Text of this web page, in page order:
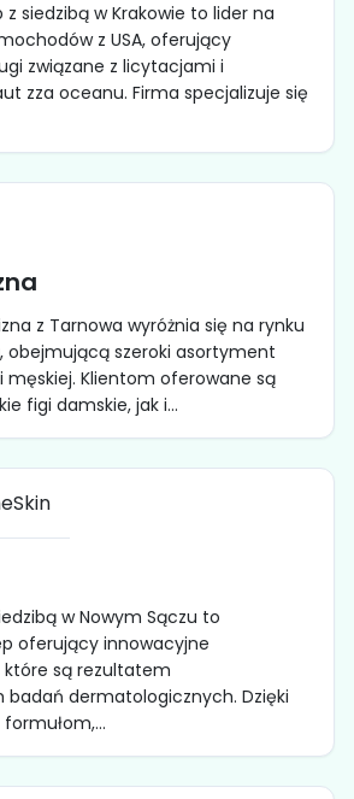
z siedzibą w Krakowie to lider na
z USA, oferujący
związane z licytacjami i
zza oceanu. Firma specjalizuje się
z Tarnowa wyróżnia się na rynku
obejmującą szeroki asortyment
męskiej. Klientom oferowane są
figi damskie, jak i...
w Nowym Sączu to
oferujący innowacyjne
są rezultatem
badań dermatologicznych. Dzięki